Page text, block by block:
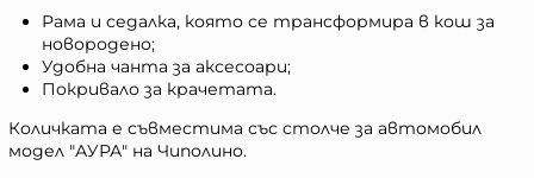
Рама и седалка, която се трансформира в кош за
новородено;
Удобна чанта за аксесоари;
Покривало за крачетата.
Количката е съвместима със столче за автомобил
модел "АУРА" на Чиполино.